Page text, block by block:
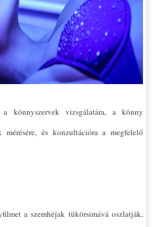
könnyszervek vizsgálatára, a könny
mérésére, és konzultációra a megfelelő
a szemhéjak tükörsimává oszlatják,